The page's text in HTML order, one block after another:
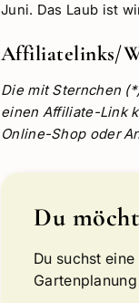
Juni. Das Laub ist
Affiliatelinks/
Die mit Sternchen
einen Affiliate-Link
Online-Shop oder
Du
Du suchst